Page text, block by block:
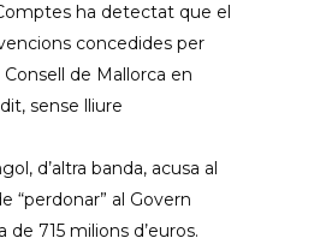
ha detectat que el
concedides per
de Mallorca en
sense lliure
d’altra banda, acusa al
“perdonar” al Govern
de 715 milions d’euros.